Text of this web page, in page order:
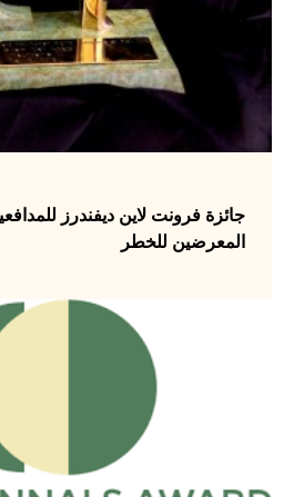
جائزة فرونت لاين ديفندرز
المعرضين للخطر